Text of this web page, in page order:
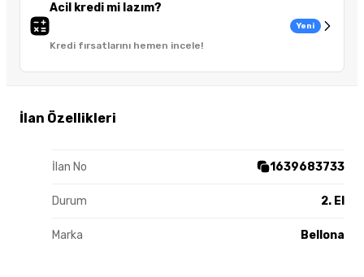
Acil kredi mi lazım?
Kredi fırsatlarını hemen incele!
Yeni
İlan Özellikleri
İlan No 1639683733
Durum 2. El
Marka Bellona